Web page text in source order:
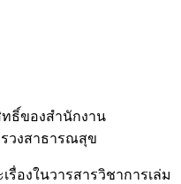
ธิ์ของสำนักงาน
วงสาธารณสุข
องในวารสารวิชาการเล่ม